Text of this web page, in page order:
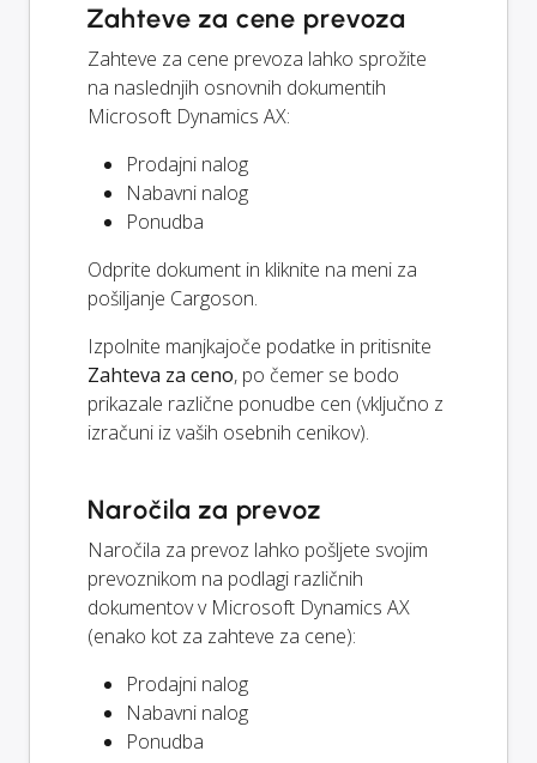
Zahteve za cene prevoza
Zahteve za cene prevoza lahko sprožite
na naslednjih osnovnih dokumentih
Microsoft Dynamics AX:
Prodajni nalog
Nabavni nalog
Ponudba
Odprite dokument in kliknite na meni za
pošiljanje Cargoson.
Izpolnite manjkajoče podatke in pritisnite
Zahteva za ceno, po čemer se bodo
prikazale različne ponudbe cen (vključno z
izračuni iz vaših osebnih cenikov).
Naročila za prevoz
Naročila za prevoz lahko pošljete svojim
prevoznikom na podlagi različnih
dokumentov v Microsoft Dynamics AX
(enako kot za zahteve za cene):
Prodajni nalog
Nabavni nalog
Ponudba